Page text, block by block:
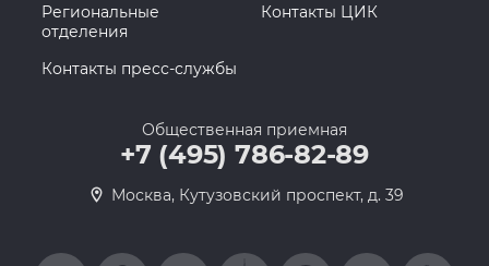
Региональные
отделения
Контакты ЦИК
Контакты пресс-службы
Общественная приемная
+7 (495) 786-82-89
Москва, Кутузовский проспект, д. 39